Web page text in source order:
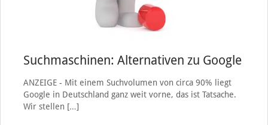
Suchmaschinen: Alternativen zu Google
ANZEIGE - Mit einem Suchvolumen von circa 90% liegt
Google in Deutschland ganz weit vorne, das ist Tatsache.
Wir stellen […]